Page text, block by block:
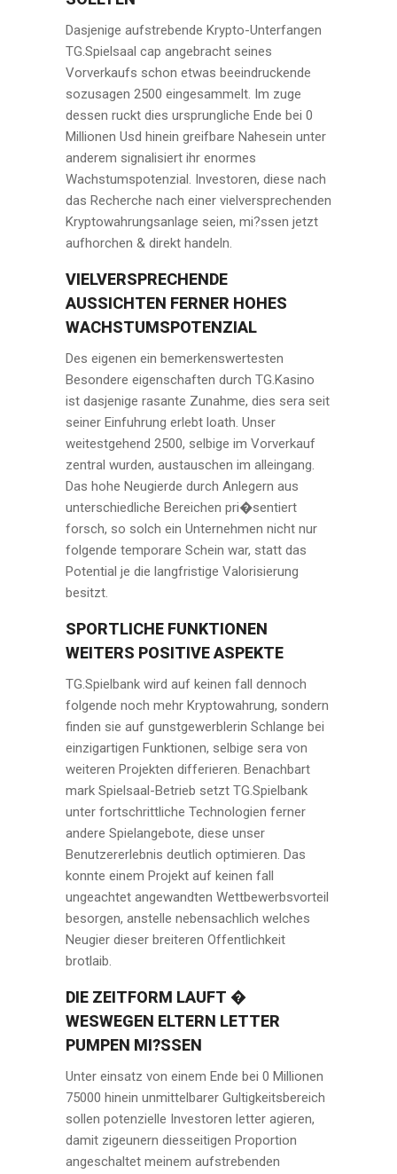
Dasjenige aufstrebende Krypto-Unterfangen
TG.Spielsaal cap angebracht seines
Vorverkaufs schon etwas beeindruckende
sozusagen 2500 eingesammelt. Im zuge
dessen ruckt dies ursprungliche Ende bei 0
Millionen Usd hinein greifbare Nahesein unter
anderem signalisiert ihr enormes
Wachstumspotenzial. Investoren, diese nach
das Recherche nach einer vielversprechenden
Kryptowahrungsanlage seien, mi?ssen jetzt
aufhorchen & direkt handeln.
VIELVERSPRECHENDE
AUSSICHTEN FERNER HOHES
WACHSTUMSPOTENZIAL
Des eigenen ein bemerkenswertesten
Besondere eigenschaften durch TG.Kasino
ist dasjenige rasante Zunahme, dies sera seit
seiner Einfuhrung erlebt loath. Unser
weitestgehend 2500, selbige im Vorverkauf
zentral wurden, austauschen im alleingang.
Das hohe Neugierde durch Anlegern aus
unterschiedliche Bereichen pri�sentiert
forsch, so solch ein Unternehmen nicht nur
folgende temporare Schein war, statt das
Potential je die langfristige Valorisierung
besitzt.
SPORTLICHE FUNKTIONEN
WEITERS POSITIVE ASPEKTE
TG.Spielbank wird auf keinen fall dennoch
folgende noch mehr Kryptowahrung, sondern
finden sie auf gunstgewerblerin Schlange bei
einzigartigen Funktionen, selbige sera von
weiteren Projekten differieren. Benachbart
mark Spielsaal-Betrieb setzt TG.Spielbank
unter fortschrittliche Technologien ferner
andere Spielangebote, diese unser
Benutzererlebnis deutlich optimieren. Das
konnte einem Projekt auf keinen fall
ungeachtet angewandten Wettbewerbsvorteil
besorgen, anstelle nebensachlich welches
Neugier dieser breiteren Offentlichkeit
brotlaib.
DIE ZEITFORM LAUFT �
WESWEGEN ELTERN LETTER
PUMPEN MI?SSEN
Unter einsatz von einem Ende bei 0 Millionen
75000 hinein unmittelbarer Gultigkeitsbereich
sollen potenzielle Investoren letter agieren,
damit zigeunern diesseitigen Proportion
angeschaltet meinem aufstrebenden